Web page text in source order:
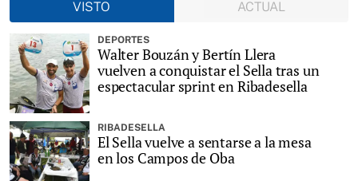
VISTO
ACTUAL
DEPORTES
Walter Bouzán y Bertín Llera
vuelven a conquistar el Sella tras un
espectacular sprint en Ribadesella
RIBADESELLA
El Sella vuelve a sentarse a la mesa
en los Campos de Oba